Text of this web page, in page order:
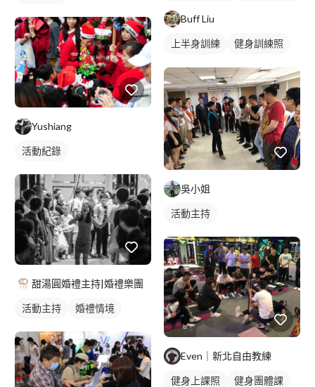
Yushiang
活動紀錄
甜湯圓婚禮主持|婚禮樂團
活動主持 婚禮情境
Buff Liu
上半身訓練
健身訓練照
吳小姐
活動主持
Even｜新北自由教練
健身上課照
健身團體課